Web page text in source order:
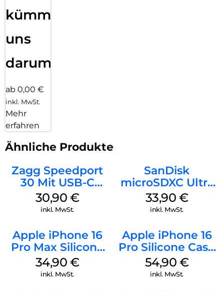
kümmern
uns
darum!
ab 0,00 €
inkl. MwSt.
Mehr
erfahren
Ähnliche Produkte
Zagg Speedport
30 Mit USB-C
Kabel Weiß
30,90 €
inkl. MwSt.
SanDisk
microSDXC Ultra
128 GB + Adapter
Mobile
33,90 €
inkl. MwSt.
Apple iPhone 16
Pro Max Silicone
Case MagSafe
Denim
34,90 €
inkl. MwSt.
Apple iPhone 16
Pro Silicone Case
MagSafe Black
54,90 €
inkl. MwSt.